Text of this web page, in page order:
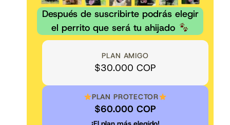
Después de suscribirte podrás elegir
el perrito que será tu ahijado
PLAN AMIGO
$30.000 COP
PLAN PROTECTOR
$60.000 COP